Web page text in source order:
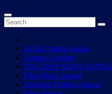
Art & Culture Sansar
Creator Creation
ENGLISH NEWS
Film Music Sansar
Freedom Fighters Sansar